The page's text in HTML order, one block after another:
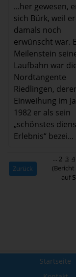
...her gewesen,
sich Bürk, weil er
damals noch
erwünscht war.
Meilenstein
Laufbahn war
Nordtangente
Riedlingen,
Einweihung im
1982 er als sein
„schönstes
Erlebnis“ bezei...
Zurück
… 2 3 4
(Bericht
auf
Startseite